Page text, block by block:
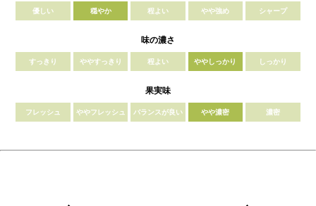
優しい 穏やか 程よい やや強め シャープ
味の濃さ
すっきり ややすっきり 程よい ややしっかり しっかり
果実味
フレッシュ ややフレッシュ バランスが良い やや濃密 濃密